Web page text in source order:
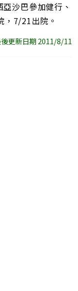
沙巴參加健行、
7/21出院。
更新日期 2011/8/11